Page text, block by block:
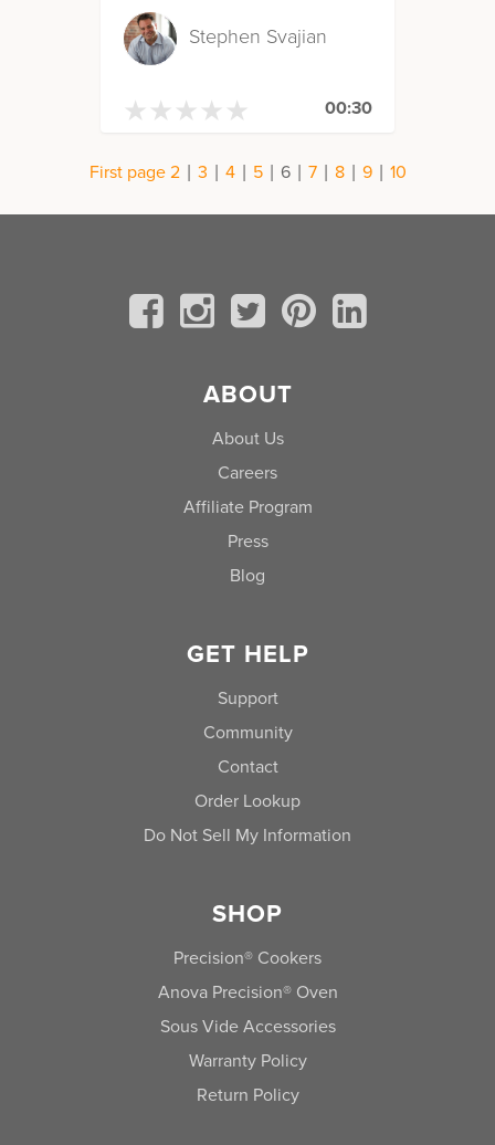
Stephen Svajian
★ ★ ★ ★ ★
★ ★ ★ ★ ★ 00:30
First page 2 | 3 | 4 | 5 | 6 | 7 | 8 | 9 | 10
ABOUT
About Us
Careers
Affiliate Program
Press
Blog
GET HELP
Support
Community
Contact
Order Lookup
Do Not Sell My Information
SHOP
Precision® Cookers
Anova Precision® Oven
Sous Vide Accessories
Warranty Policy
Return Policy